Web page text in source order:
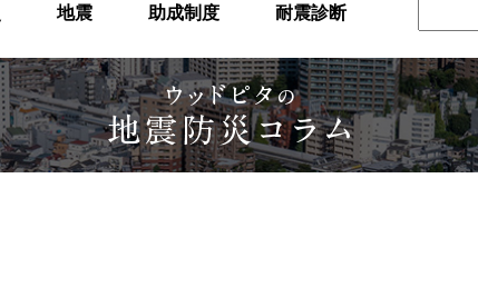
地震 助成制度 耐震診断